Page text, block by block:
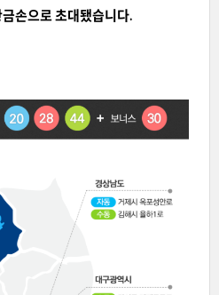
손으로 초대됐습니다.